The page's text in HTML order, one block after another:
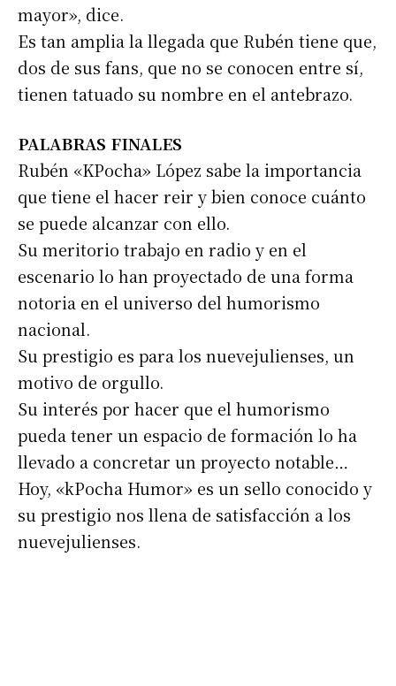
mayor», dice.
Es tan amplia la llegada que Rubén tiene que,
dos de sus fans, que no se conocen entre sí,
tienen tatuado su nombre en el antebrazo.
PALABRAS FINALES
Rubén «KPocha» López sabe la importancia
que tiene el hacer reir y bien conoce cuánto
se puede alcanzar con ello.
Su meritorio trabajo en radio y en el
escenario lo han proyectado de una forma
notoria en el universo del humorismo
nacional.
Su prestigio es para los nuevejulienses, un
motivo de orgullo.
Su interés por hacer que el humorismo
pueda tener un espacio de formación lo ha
llevado a concretar un proyecto notable…
Hoy, «kPocha Humor» es un sello conocido y
su prestigio nos llena de satisfacción a los
nuevejulienses.